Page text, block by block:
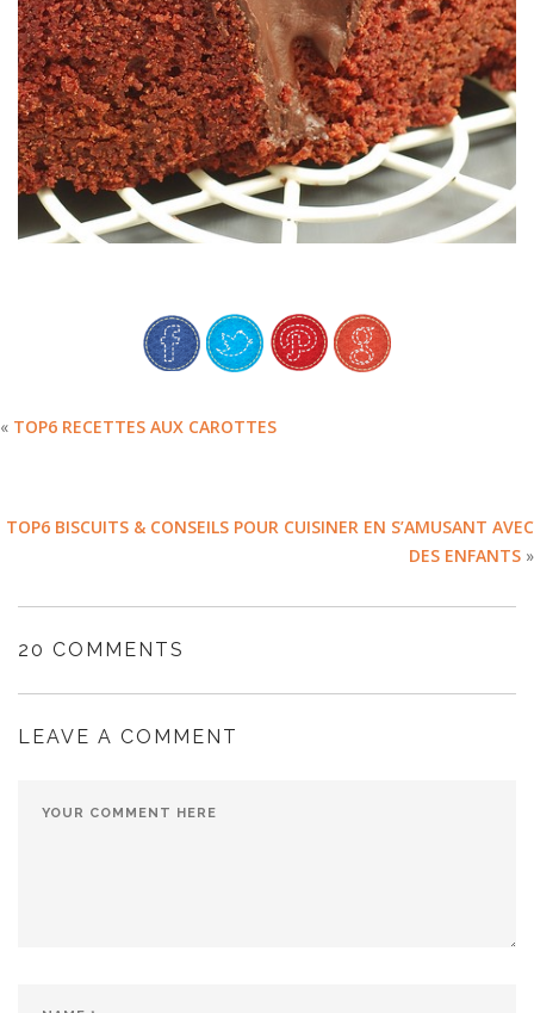
« TOP6 RECETTES AUX CAROTTES
TOP6 BISCUITS & CONSEILS POUR CUISINER EN S’AMUSANT AVEC
DES ENFANTS »
20 COMMENTS
LEAVE A COMMENT